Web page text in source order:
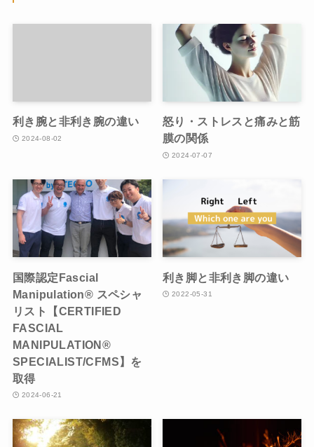
利き腕と非利き腕の違い
2024-08-02
怒り・ストレスと痛みと筋
膜の関係
2024-07-07
国際認定Fascial
Manipulation® スペシャ
リスト【CERTIFIED
FASCIAL
MANIPULATION®
SPECIALIST/CFMS】を
取得
2024-06-21
利き脚と非利き脚の違い
2022-05-31